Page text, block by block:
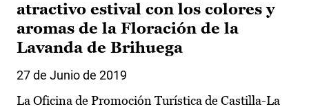
atractivo estival con los colores y
aromas de la Floración de la
Lavanda de Brihuega
27 de Junio de 2019
La Oficina de Promoción Turística de Castilla-La